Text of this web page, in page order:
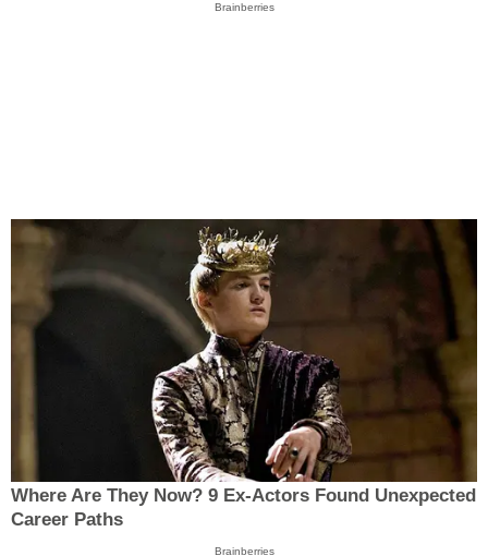
Brainberries
Where Are They Now? 9 Ex-Actors Found Unexpected
Career Paths
Brainberries